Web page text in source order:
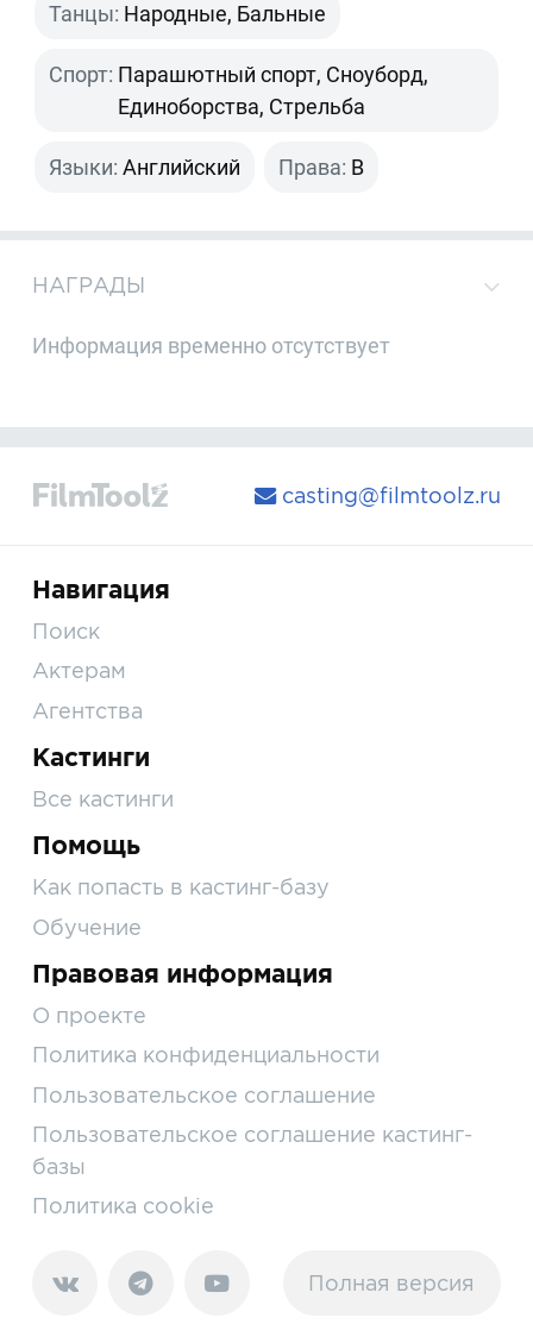
Танцы: Народные, Бальные
Спорт: Парашютный спорт, Сноуборд,
Единоборства, Стрельба
Языки: Английский Права: B
НАГРАДЫ
Информация временно отсутствует
casting@filmtoolz.ru
Навигация
Поиск
Актерам
Агентства
Кастинги
Все кастинги
Помощь
Как попасть в кастинг-базу
Обучение
Правовая информация
О проекте
Политика конфиденциальности
Пользовательское соглашение
Пользовательское соглашение кастинг-
базы
Политика cookie
Полная версия